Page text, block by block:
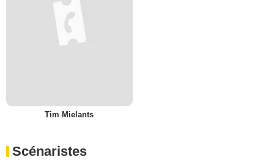
Tim Mielants
Scénaristes